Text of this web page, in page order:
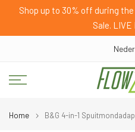
Shop up to 30% off during
Sale. LIVE
Home B&G 4-in-1